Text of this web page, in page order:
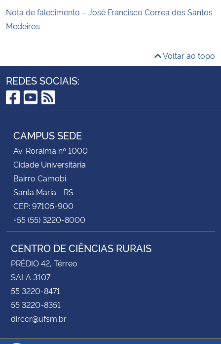
Nota de falecimento – José Francisco Correa dos Santos
Medeiros
Voltar ao topo
REDES SOCIAIS:
Facebook
YouTube
RSS
CAMPUS SEDE
Av. Roraima nº 1000
Cidade Universitária
Bairro Camobi
Santa Maria - RS
CEP: 97105-900
+55 (55) 3220-8000
CENTRO DE CIÊNCIAS RURAIS
PRÉDIO 42, Térreo
SALA 3107
55 3220-8471
55 3220-8351
dirccr@ufsm.br